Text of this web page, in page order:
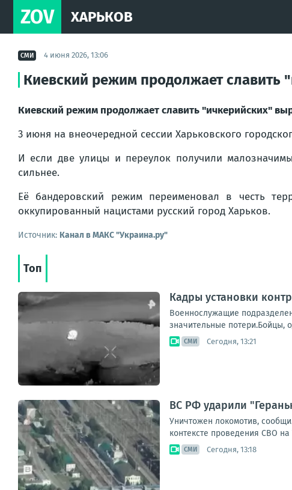
ZOV ХАРЬКОВ
СМИ 4 июня 2026, 13:06
Киевский режим продолжает славить
Киевский режим продолжает славить "ичкерийских"
3 июня на внеочередной сессии Харьковского
И если две улицы и переулок получили
сильнее.
Её бандеровский режим переименовал в честь
оккупированный нацистами русский город Харьков.
Источник: Канал в МАКС "Украина.ру"
Топ
Кадры установки
Военнослужащие
значительные потери.Бойцы,
СМИ Сегодня, 13:21
ВС РФ ударили
Уничтожен локомотив,
контексте проведения СВО
СМИ Сегодня, 13:18